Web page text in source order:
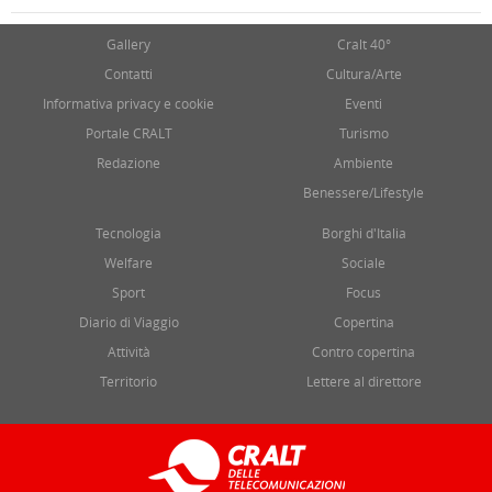
Gallery
Contatti
Informativa privacy e cookie
Portale CRALT
Redazione
Cralt 40°
Cultura/Arte
Eventi
Turismo
Ambiente
Benessere/Lifestyle
Tecnologia
Welfare
Sport
Diario di Viaggio
Attività
Territorio
Borghi d'Italia
Sociale
Focus
Copertina
Contro copertina
Lettere al direttore